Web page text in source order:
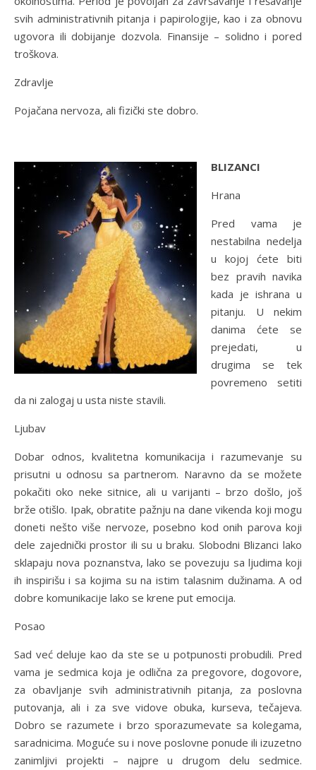
svih administrativnih pitanja i papirologije, kao i za obnovu
ugovora ili dobijanje dozvola. Finansije – solidno i pored
troškova.
Zdravlje
Pojačana nervoza, ali fizički ste dobro.
BLIZANCI
Hrana
Pred vama je
nestabilna nedelja
u kojoj ćete biti
bez pravih navika
kada je ishrana u
pitanju. U nekim
danima ćete se
prejedati, u
drugima se tek
povremeno setiti
da ni zalogaj u usta niste stavili.
Ljubav
Dobar odnos, kvalitetna komunikacija i razumevanje su
prisutni u odnosu sa partnerom. Naravno da se možete
pokačiti oko neke sitnice, ali u varijanti – brzo došlo, još
brže otišlo. Ipak, obratite pažnju na dane vikenda koji mogu
doneti nešto više nervoze, posebno kod onih parova koji
dele zajednički prostor ili su u braku. Slobodni Blizanci lako
sklapaju nova poznanstva, lako se povezuju sa ljudima koji
ih inspirišu i sa kojima su na istim talasnim dužinama. A od
dobre komunikacije lako se krene put emocija.
Posao
Sad već deluje kao da ste se u potpunosti probudili. Pred
vama je sedmica koja je odlična za pregovore, dogovore,
za obavljanje svih administrativnih pitanja, za poslovna
putovanja, ali i za sve vidove obuka, kurseva, tečajeva.
Dobro se razumete i brzo sporazumevate sa kolegama,
saradnicima. Moguće su i nove poslovne ponude ili izuzetno
zanimljivi projekti – najpre u drugom delu sedmice.